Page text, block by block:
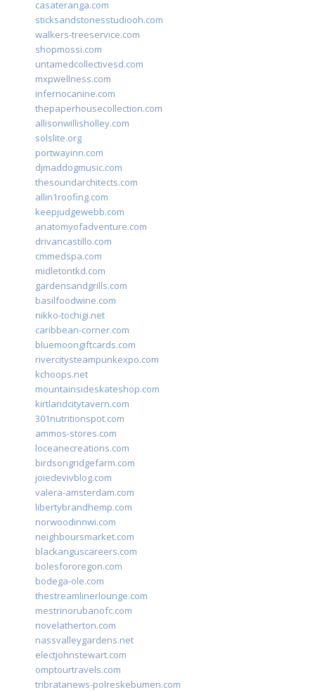
casateranga.com
sticksandstonesstudiooh.com
walkers-treeservice.com
shopmossi.com
untamedcollectivesd.com
mxpwellness.com
infernocanine.com
thepaperhousecollection.com
allisonwillisholley.com
solslite.org
portwayinn.com
djmaddogmusic.com
thesoundarchitects.com
allin1roofing.com
keepjudgewebb.com
anatomyofadventure.com
drivancastillo.com
cmmedspa.com
midletontkd.com
gardensandgrills.com
basilfoodwine.com
nikko-tochigi.net
caribbean-corner.com
bluemoongiftcards.com
rivercitysteampunkexpo.com
kchoops.net
mountainsideskateshop.com
kirtlandcitytavern.com
301nutritionspot.com
ammos-stores.com
loceanecreations.com
birdsongridgefarm.com
joiedevivblog.com
valera-amsterdam.com
libertybrandhemp.com
norwoodinnwi.com
neighboursmarket.com
blackanguscareers.com
bolesfororegon.com
bodega-ole.com
thestreamlinerlounge.com
mestrinorubanofc.com
novelatherton.com
nassvalleygardens.net
electjohnstewart.com
omptourtravels.com
tribratanews-polreskebumen.com